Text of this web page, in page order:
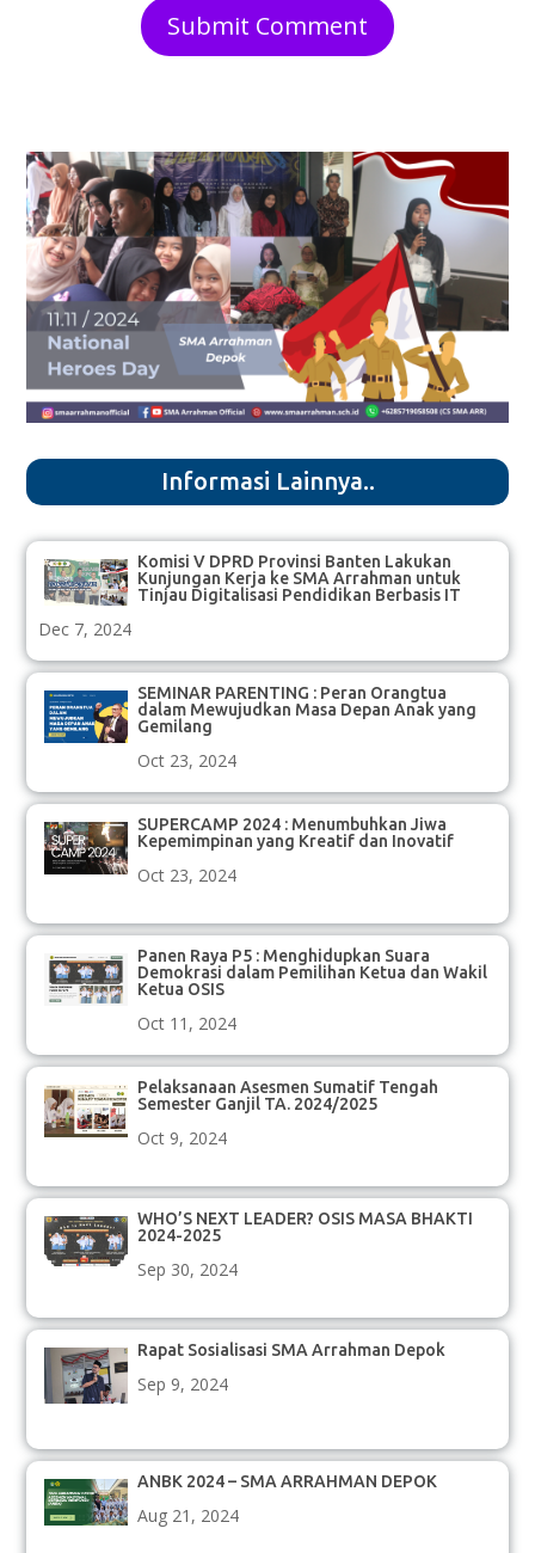
Submit Comment
Informasi Lainnya..
Komisi V DPRD Provinsi Banten Lakukan
Kunjungan Kerja ke SMA Arrahman untuk
Tinjau Digitalisasi Pendidikan Berbasis IT
Dec 7, 2024
SEMINAR PARENTING : Peran Orangtua
dalam Mewujudkan Masa Depan Anak yang
Gemilang
Oct 23, 2024
SUPERCAMP 2024 : Menumbuhkan Jiwa
Kepemimpinan yang Kreatif dan Inovatif
Oct 23, 2024
Panen Raya P5 : Menghidupkan Suara
Demokrasi dalam Pemilihan Ketua dan Wakil
Ketua OSIS
Oct 11, 2024
Pelaksanaan Asesmen Sumatif Tengah
Semester Ganjil TA. 2024/2025
Oct 9, 2024
WHO’S NEXT LEADER? OSIS MASA BHAKTI
2024-2025
Sep 30, 2024
Rapat Sosialisasi SMA Arrahman Depok
Sep 9, 2024
ANBK 2024 – SMA ARRAHMAN DEPOK
Aug 21, 2024